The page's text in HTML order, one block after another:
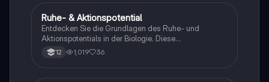
Biologie
Ruhe- & Aktionspotential
Entdecken Sie die Grundlagen des Ruhe- und
Aktionspotentials in der Biologie. Diese
Zusammenfassung bietet klare Definitionen,
detaillierte Abläufe von Depolarisation bis
12 1,019 36